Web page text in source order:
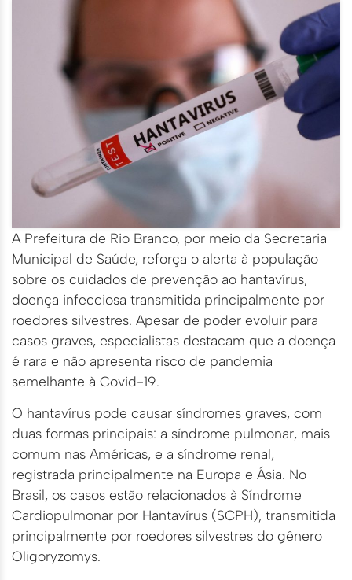
A Prefeitura de Rio Branco, por meio da Secretaria
Municipal de Saúde, reforça o alerta à população
sobre os cuidados de prevenção ao hantavírus,
doença infecciosa transmitida principalmente por
roedores silvestres. Apesar de poder evoluir para
casos graves, especialistas destacam que a doença
é rara e não apresenta risco de pandemia
semelhante à Covid-19.
O hantavírus pode causar síndromes graves, com
duas formas principais: a síndrome pulmonar, mais
comum nas Américas, e a síndrome renal,
registrada principalmente na Europa e Ásia. No
Brasil, os casos estão relacionados à Síndrome
Cardiopulmonar por Hantavírus (SCPH), transmitida
principalmente por roedores silvestres do gênero
Oligoryzomys.